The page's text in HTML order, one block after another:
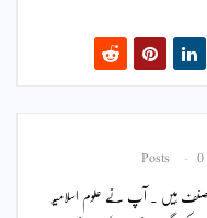
0
مصنف ہیں ۔ آپ نے علوم اسلامیہ